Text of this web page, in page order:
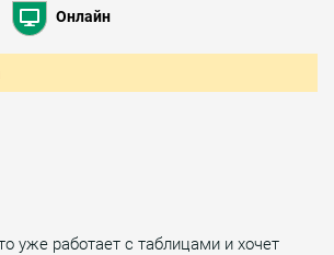
Онлайн
уже работает с таблицами и хочет